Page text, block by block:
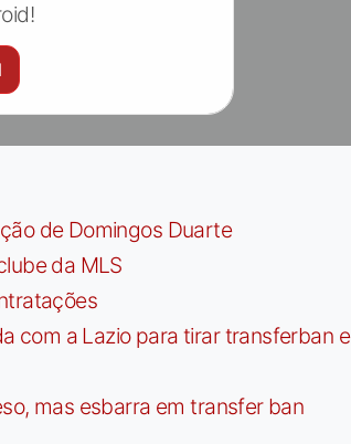
de Domingos Duarte
da MLS
com a Lazio para tirar transferban e
mas esbarra em transfer ban